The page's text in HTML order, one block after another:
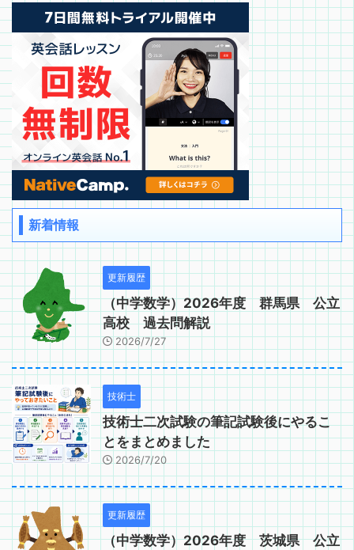
新着情報
更新履歴
（中学数学）2026年度 群馬県 公立
高校 過去問解説
2026/7/27
技術士
技術士二次試験の筆記試験後にやるこ
とをまとめました
2026/7/20
更新履歴
（中学数学）2026年度 茨城県 公立